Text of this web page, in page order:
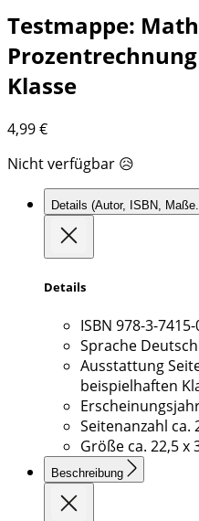
Testmappe:
Klasse
4,99€
Nicht verfügbar 😥
Details (Autor, ISBN,
Details
ISBN 978-3-
Sprache Deutsch
Ausstattung
beispielhaften
Seitenanzahl ca.
Größe ca. 22,5 x
Beschreibung